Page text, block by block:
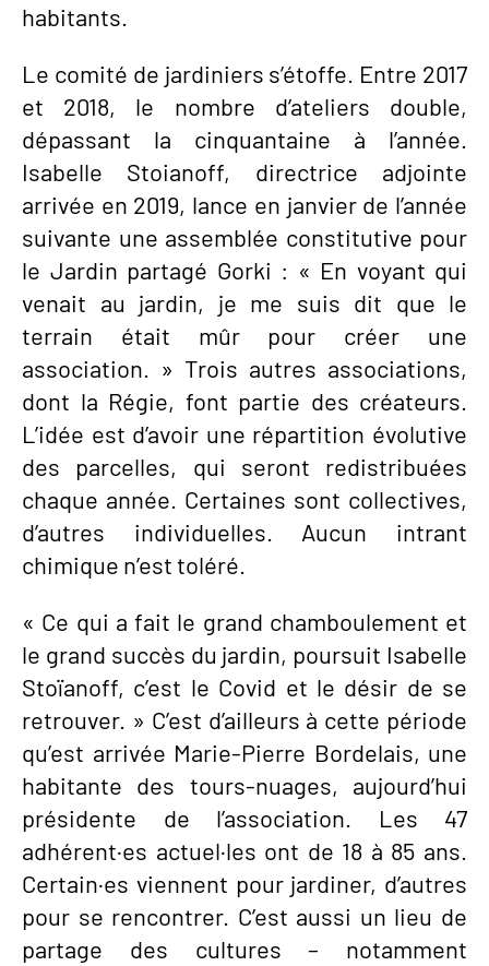
habitants.
Le comité de jardiniers s’étoffe. Entre 2017
et 2018, le nombre d’ateliers double,
dépassant la cinquantaine à l’année.
Isabelle Stoianoff, directrice adjointe
arrivée en 2019, lance en janvier de l’année
suivante une assemblée constitutive pour
le Jardin partagé Gorki : « En voyant qui
venait au jardin, je me suis dit que le
terrain était mûr pour créer une
association. » Trois autres associations,
dont la Régie, font partie des créateurs.
L’idée est d’avoir une répartition évolutive
des parcelles, qui seront redistribuées
chaque année. Certaines sont collectives,
d’autres individuelles. Aucun intrant
chimique n’est toléré.
« Ce qui a fait le grand chamboulement et
le grand succès du jardin, poursuit Isabelle
Stoïanoff, c’est le Covid et le désir de se
retrouver. » C’est d’ailleurs à cette période
qu’est arrivée Marie-Pierre Bordelais, une
habitante des tours-nuages, aujourd’hui
présidente de l’association. Les 47
adhérent·es actuel·les ont de 18 à 85 ans.
Certain·es viennent pour jardiner, d’autres
pour se rencontrer. C’est aussi un lieu de
partage des cultures – notamment